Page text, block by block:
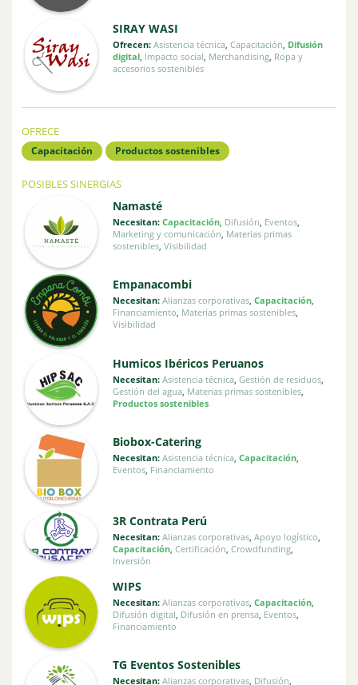
SIRAY WASI
Ofrecen: Asistencia técnica, Capacitación, Difusión
digital, Impacto social, Merchandising, Ropa y
accesorios sostenibles
OFRECE
Capacitación Productos sostenibles
POSIBLES SINERGIAS
Namasté
Necesitan: Capacitación, Difusión Eventos,
Marketing y comunicación Materias primas
sostenibles, Visibilidad
Empanacombi
Necesitan: Alianzas corporativas, Capacitación,
Financiamiento, Materias primas sostenibles,
Visibilidad
Humicos Ibéricos Peruanos
Necesitan: Asistencia técnica, Gestión de residuos,
Gestión del agua, Materias primas sostenibles,
Productos sostenibles
Biobox-Catering
Necesitan: Asistencia técnica, Capacitación,
Eventos, Financiamiento
3R Contrata Perú
Necesitan: Alianzas corporativas, Apoyo logístico
Capacitación, Certificación Crowdfunding,
Inversión
WIPS
Necesitan: Alianzas corporativas, Capacitación,
Difusión digital Difusión en prensa, Eventos,
Financiamiento
TG Eventos Sostenibles
Necesitan: Alianzas corporativas, Difusión,